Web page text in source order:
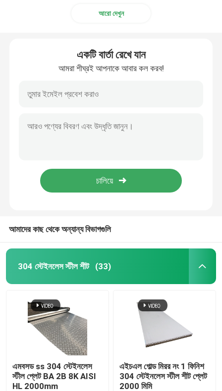
বাড়ি
ভিডিও
আরো দেখুন
একটি বার্তা রেখে যান
আমরা শীঘ্রই আপনাকে আবার কল করব!
আমাদের কাছ থেকে অন্যান্য বিভাগগুলি
304 স্টেইনলেস স্টীল শীট (33)
এমবসড ss 304 স্টেইনলেস
স্টীল প্লেট BA 2B 8K AISI
HL 2000mm
এইচএল গোল্ড মিরর নং 1 ফিনিশ
304 স্টেইনলেস স্টীল শীট প্লেট
2000 মিমি